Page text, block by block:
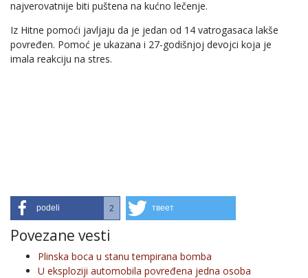
najverovatnije biti puštena na kućno lečenje.
Iz Hitne pomoći javljaju da je jedan od 14 vatrogasaca lakše
povređen. Pomoć je ukazana i 27-godišnjoj devojci koja je
imala reakciju na stres.
podeli 2 твеет
Povezane vesti
Plinska boca u stanu tempirana bomba
U eksploziji automobila povređena jedna osoba